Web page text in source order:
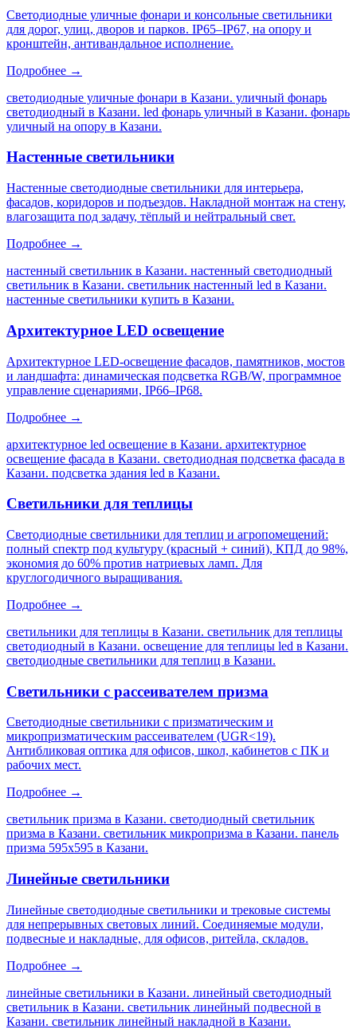
Светодиодные уличные фонари и консольные светильники
для дорог, улиц, дворов и парков. IP65–IP67, на опору и
кронштейн, антивандальное исполнение.
Подробнее →
светодиодные уличные фонари в Казани. уличный фонарь
светодиодный в Казани. led фонарь уличный в Казани. фонарь
уличный на опору в Казани.
Настенные светильники
Настенные светодиодные светильники для интерьера,
фасадов, коридоров и подъездов. Накладной монтаж на стену,
влагозащита под задачу, тёплый и нейтральный свет.
Подробнее →
настенный светильник в Казани. настенный светодиодный
светильник в Казани. светильник настенный led в Казани.
настенные светильники купить в Казани.
Архитектурное LED освещение
Архитектурное LED-освещение фасадов, памятников, мостов
и ландшафта: динамическая подсветка RGB/W, программное
управление сценариями, IP66–IP68.
Подробнее →
архитектурное led освещение в Казани. архитектурное
освещение фасада в Казани. светодиодная подсветка фасада в
Казани. подсветка здания led в Казани.
Светильники для теплицы
Светодиодные светильники для теплиц и агропомещений:
полный спектр под культуру (красный + синий), КПД до 98%,
экономия до 60% против натриевых ламп. Для
круглогодичного выращивания.
Подробнее →
светильники для теплицы в Казани. светильник для теплицы
светодиодный в Казани. освещение для теплицы led в Казани.
светодиодные светильники для теплиц в Казани.
Светильники с рассеивателем призма
Светодиодные светильники с призматическим и
микропризматическим рассеивателем (UGR<19).
Антибликовая оптика для офисов, школ, кабинетов с ПК и
рабочих мест.
Подробнее →
светильник призма в Казани. светодиодный светильник
призма в Казани. светильник микропризма в Казани. панель
призма 595х595 в Казани.
Линейные светильники
Линейные светодиодные светильники и трековые системы
для непрерывных световых линий. Соединяемые модули,
подвесные и накладные, для офисов, ритейла, складов.
Подробнее →
линейные светильники в Казани. линейный светодиодный
светильник в Казани. светильник линейный подвесной в
Казани. светильник линейный накладной в Казани.